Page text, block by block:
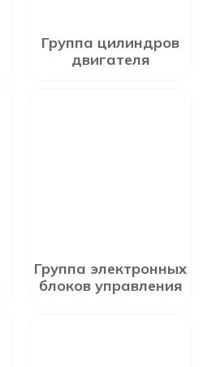
Группа цилиндров
двигателя
Группа электронных
блоков управления